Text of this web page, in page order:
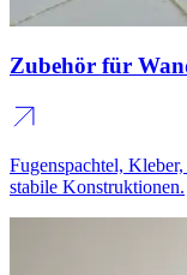
Zubehör für
Fugenspachtel,
stabile Konstruktionen.